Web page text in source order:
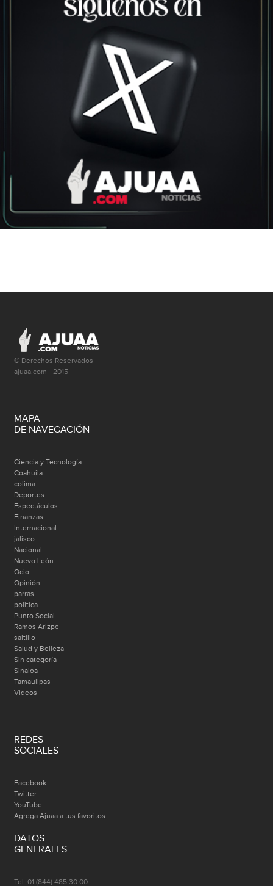
© Derechos Reservados
ajuaa.com - 2015
MAPA
DE NAVEGACIÓN
Ciencia y Tecnología
Coahuila
colima
Deportes
Espectáculos
Finanzas
Internacional
jalisco
Nacional
Nuevo León
Ocio
Opinión
parras
politica
Punto Social
Ramos Arizpe
saltillo
Salud y Belleza
Sin categoría
Sinaloa
Tamaulipas
Videos
REDES
SOCIALES
Facebook
Twitter
YouTube
Agrega Ajuaa a tus favoritos
DATOS
GENERALES
Tel: 01 (844) 485 30 00